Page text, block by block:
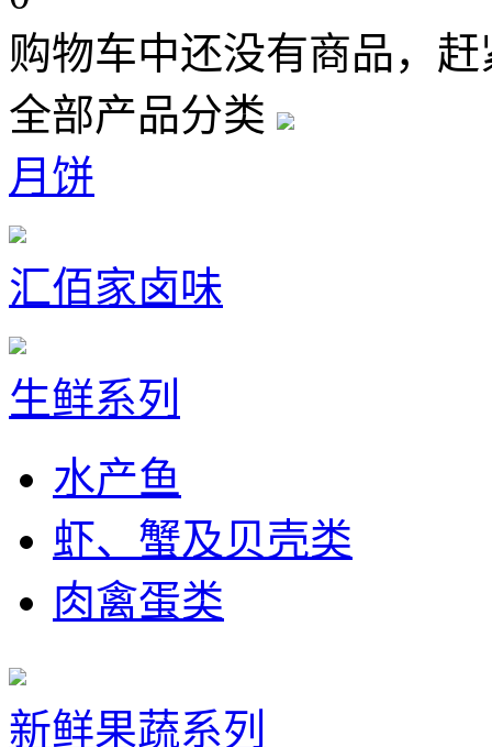
购物车中还没有商品，
全部产品分类
月饼
汇佰家卤味
生鲜系列
水产鱼
虾、蟹及贝壳类
肉禽蛋类
新鲜果蔬系列